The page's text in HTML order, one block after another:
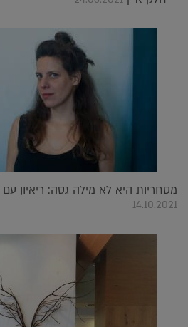
מסחריות היא לא מילה גסה: ריאיון עם
14.10.2021